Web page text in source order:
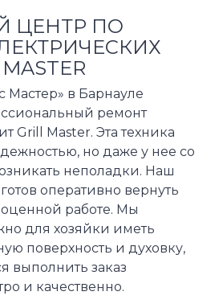
ЦЕНТР ПО
Мастер» в Барнауле
ремонт
Grill Master. Эта техника
но даже у нее со
неполадки. Наш
оперативно вернуть
работе. Мы
для хозяйки иметь
поверхность и духовку,
выполнить заказ
и качественно.